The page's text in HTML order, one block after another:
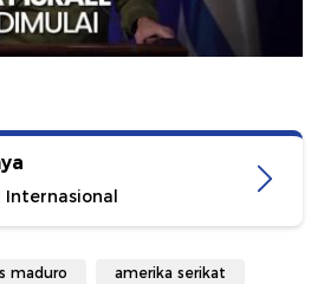
Internasional
maduro amerika serikat